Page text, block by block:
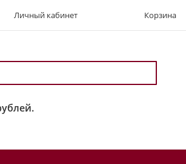
Личный кабинет Корзина